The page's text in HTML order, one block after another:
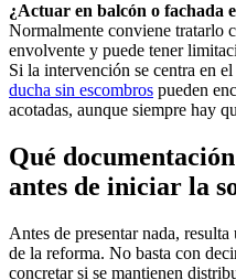
¿Actuar en balcón o fachada
Normalmente conviene tratarlo
envolvente y puede tener
Si la intervención se centra en
ducha sin escombros pueden
acotadas, aunque siempre hay
Qué
antes de iniciar la
Antes de presentar nada,
de la reforma. No basta con
concretar si se mantienen